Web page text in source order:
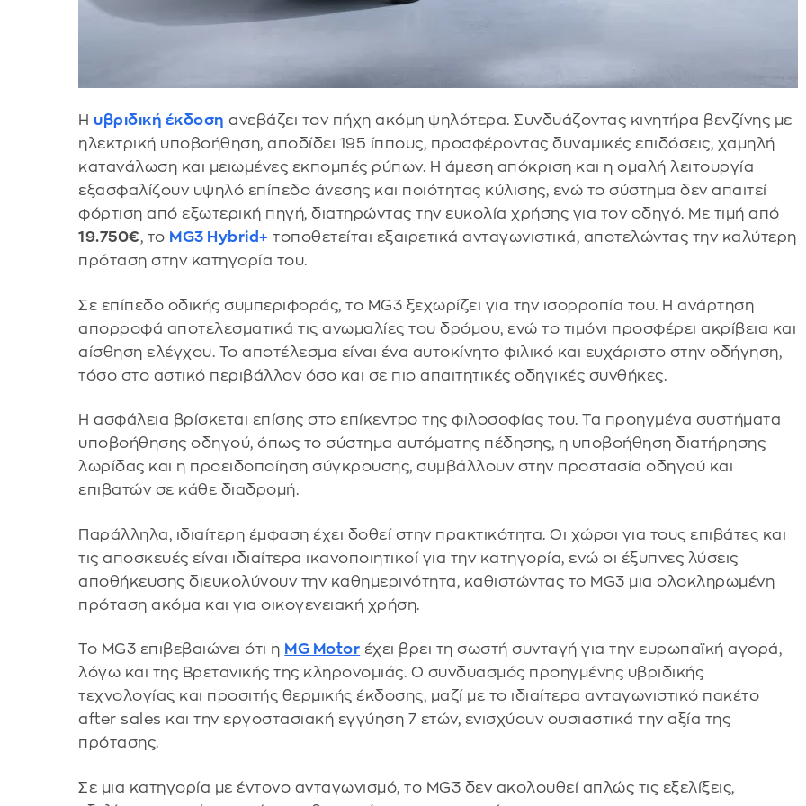
Ηυβριδική έκδοση ανεβάζει τον πήχη ακόμη ψηλότερα. Συνδυάζοντας κινητήρα βενζίνης με
ηλεκτρική υποβοήθηση, αποδίδει 195 ίππους, προσφέροντας δυναμικές επιδόσεις, χαμηλή
κατανάλωση και μειωμένες εκπομπές ρύπων. Η άμεση απόκριση και η ομαλή λειτουργία
εξασφαλίζουν υψηλό επίπεδο άνεσης και ποιότητας κύλισης, ενώ το σύστημα δεν απαιτεί
φόρτιση από εξωτερική πηγή, διατηρώντας την ευκολία χρήσης για τον οδηγό. Με τιμή από
19.750€, το MG3 Hybrid+ τοποθετείται εξαιρετικά ανταγωνιστικά, αποτελώντας την καλύτερη
πρόταση στην κατηγορία του.
Σε επίπεδο οδικής συμπεριφοράς, το MG3 ξεχωρίζει για την ισορροπία του. Η ανάρτηση
απορροφά αποτελεσματικά τις ανωμαλίες του δρόμου, ενώ το τιμόνι προσφέρει ακρίβεια και
αίσθηση ελέγχου. Το αποτέλεσμα είναι ένα αυτοκίνητο φιλικό και ευχάριστο στην οδήγηση,
τόσο στο αστικό περιβάλλον όσο και σε πιο απαιτητικές οδηγικές συνθήκες.
Η ασφάλεια βρίσκεται επίσης στο επίκεντρο της φιλοσοφίας του. Τα προηγμένα συστήματα
υποβοήθησης οδηγού, όπως το σύστημα αυτόματης πέδησης, η υποβοήθηση διατήρησης
λωρίδας και η προειδοποίηση σύγκρουσης, συμβάλλουν στην προστασία οδηγού και
επιβατών σε κάθε διαδρομή.
Παράλληλα, ιδιαίτερη έμφαση έχει δοθεί στην πρακτικότητα. Οι χώροι για τους επιβάτες και
τις αποσκευές είναι ιδιαίτερα ικανοποιητικοί για την κατηγορία, ενώ οι έξυπνες λύσεις
αποθήκευσης διευκολύνουν την καθημερινότητα, καθιστώντας το MG3 μια ολοκληρωμένη
πρόταση ακόμα και για οικογενειακή χρήση.
Το MG3 επιβεβαιώνει ότι η MG Motor έχει βρει τη σωστή συνταγή για την ευρωπαϊκή αγορά,
λόγω και της Βρετανικής της κληρονομιάς. Ο συνδυασμός προηγμένης υβριδικής
τεχνολογίας και προσιτής θερμικής έκδοσης, μαζί με το ιδιαίτερα ανταγωνιστικό πακέτο
after sales και την εργοστασιακή εγγύηση 7 ετών, ενισχύουν ουσιαστικά την αξία της
πρότασης.
Σε μια κατηγορία με έντονο ανταγωνισμό, το MG3 δεν ακολουθεί απλώς τις εξελίξεις,